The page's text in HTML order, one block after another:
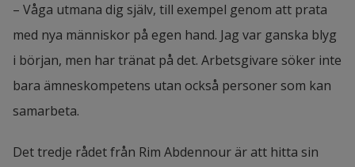
– Våga utmana dig själv, till exempel genom att prata
med nya människor på egen hand. Jag var ganska blyg
i början, men har tränat på det. Arbetsgivare söker inte
bara ämneskompetens utan också personer som kan
samarbeta.
Det tredje rådet från Rim Abdennour är att hitta sin